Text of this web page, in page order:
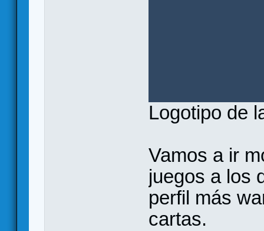
Logotipo de
Vamos a ir
juegos a los
perfil más
cartas.